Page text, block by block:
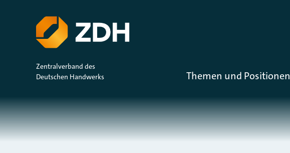
ZUM HAUPTINHALT SPRINGEN
Zentralverband des
Deutschen Handwerks
Themen und Positionen